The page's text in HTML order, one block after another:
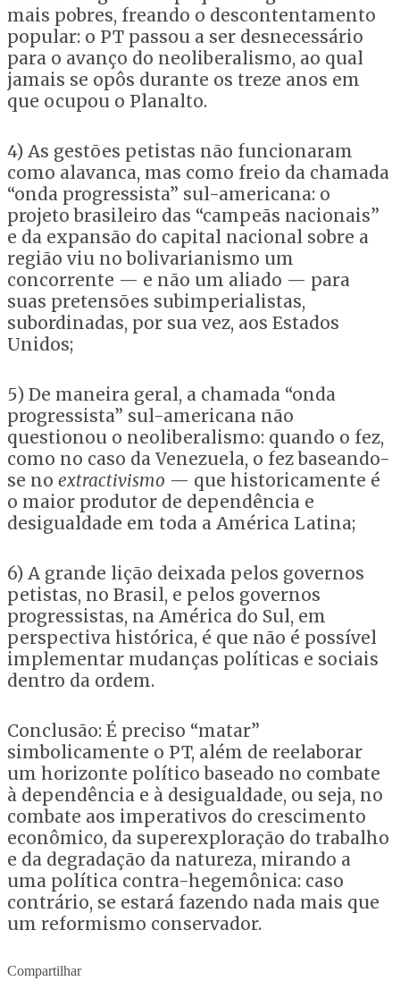
mais pobres, freando o descontentamento
popular: o PT passou a ser desnecessário
para o avanço do neoliberalismo, ao qual
jamais se opôs durante os treze anos em
que ocupou o Planalto.
4) As gestões petistas não funcionaram
como alavanca, mas como freio da chamada
“onda progressista” sul-americana: o
projeto brasileiro das “campeãs nacionais”
e da expansão do capital nacional sobre a
região viu no bolivarianismo um
concorrente — e não um aliado — para
suas pretensões subimperialistas,
subordinadas, por sua vez, aos Estados
Unidos;
5) De maneira geral, a chamada “onda
progressista” sul-americana não
questionou o neoliberalismo: quando o fez,
como no caso da Venezuela, o fez baseando-
se no extractivismo — que historicamente é
o maior produtor de dependência e
desigualdade em toda a América Latina;
6) A grande lição deixada pelos governos
petistas, no Brasil, e pelos governos
progressistas, na América do Sul, em
perspectiva histórica, é que não é possível
implementar mudanças políticas e sociais
dentro da ordem.
Conclusão: É preciso “matar”
simbolicamente o PT, além de reelaborar
um horizonte político baseado no combate
à dependência e à desigualdade, ou seja, no
combate aos imperativos do crescimento
econômico, da superexploração do trabalho
e da degradação da natureza, mirando a
uma política contra-hegemônica: caso
contrário, se estará fazendo nada mais que
um reformismo conservador.
Compartilhar